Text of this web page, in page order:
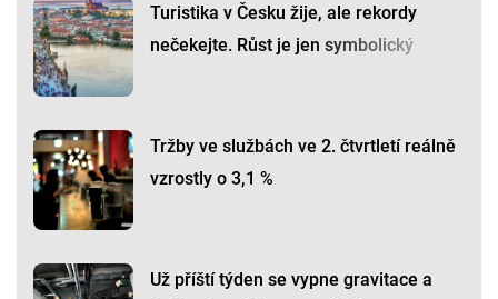
Turistika v Česku žije, ale rekordy
nečekejte. Růst je jen symbolický
Tržby ve službách ve 2. čtvrtletí reálně
vzrostly o 3,1 %
Už příští týden se vypne gravitace a